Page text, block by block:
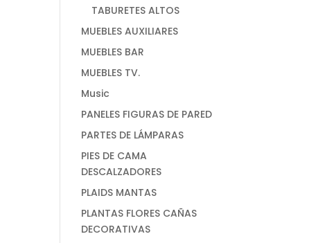
TABURETES ALTOS
MUEBLES AUXILIARES
MUEBLES BAR
MUEBLES TV.
Music
PANELES FIGURAS DE PARED
PARTES DE LÁMPARAS
PIES DE CAMA
DESCALZADORES
PLAIDS MANTAS
PLANTAS FLORES CAÑAS
DECORATIVAS